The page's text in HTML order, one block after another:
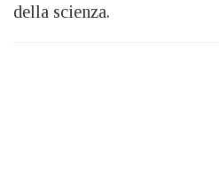
della scienza.